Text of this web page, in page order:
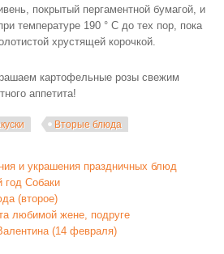
покрытый пергаментной бумагой, и
температуре 190 ° С до тех пор, пока
хрустящей корочкой.
картофельные розы свежим
аппетита!
Вторые блюда
и украшения праздничных блюд
год Собаки
(второе)
любимой жене, подруге
(14 февраля)